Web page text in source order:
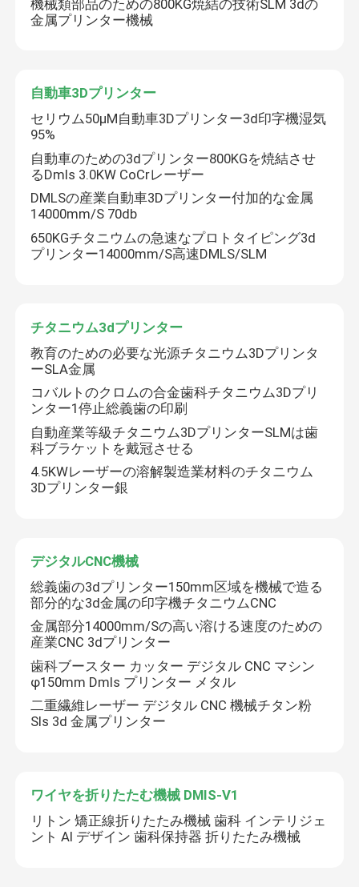
折り返しご連絡いたします！
送信
機械類部品のための800KG焼結の技術SLM 3dの
金属プリンター機械
自動車3Dプリンター
セリウム50μM自動車3Dプリンター3d印字機湿気
95%
自動車のための3dプリンター800KGを焼結させ
るDmls 3.0KW CoCrレーザー
DMLSの産業自動車3Dプリンター付加的な金属
14000mm/S 70db
650KGチタニウムの急速なプロトタイピング3d
プリンター14000mm/S高速DMLS/SLM
チタニウム3dプリンター
教育のための必要な光源チタニウム3Dプリンタ
ーSLA金属
コバルトのクロムの合金歯科チタニウム3Dプリ
ンター1停止総義歯の印刷
自動産業等級チタニウム3DプリンターSLMは歯
科ブラケットを戴冠させる
4.5KWレーザーの溶解製造業材料のチタニウム
3Dプリンター銀
デジタルCNC機械
総義歯の3dプリンター150mm区域を機械で造る
部分的な3d金属の印字機チタニウムCNC
金属部分14000mm/Sの高い溶ける速度のための
産業CNC 3dプリンター
歯科ブースター カッター デジタル CNC マシン
φ150mm Dmls プリンター メタル
二重繊維レーザー デジタル CNC 機械チタン粉
Sls 3d 金属プリンター
ワイヤを折りたたむ機械 DMIS-V1
リトン 矯正線折りたたみ機械 歯科 インテリジェ
ント AI デザイン 歯科保持器 折りたたみ機械